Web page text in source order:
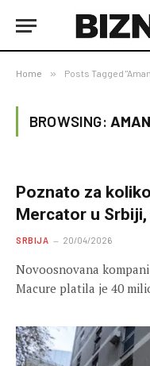
Home » Posts Tagged
BROWSING: AMAN
Poznato za
Mercator u Srbiji,
SRBIJA 20/04/2026
Novoosnovana
Macure platila je 40